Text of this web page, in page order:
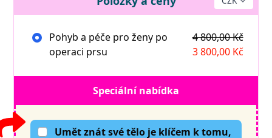
Pohyb a péče pro ženy po
operaci prsu
4 800,00 Kč
3 800,00 Kč
Speciální nabídka
Umět znát své tělo je klíčem k tomu,